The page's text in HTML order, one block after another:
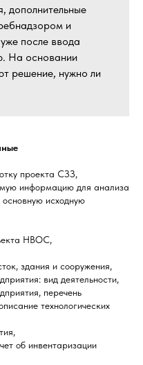
дополнительные
и
после ввода
На основании
решение, нужно ли
проекта СЗЗ,
информацию для анализа
исходную
НВОС,
здания и сооружения,
вид деятельности,
перечень
технологических
об инвентаризации